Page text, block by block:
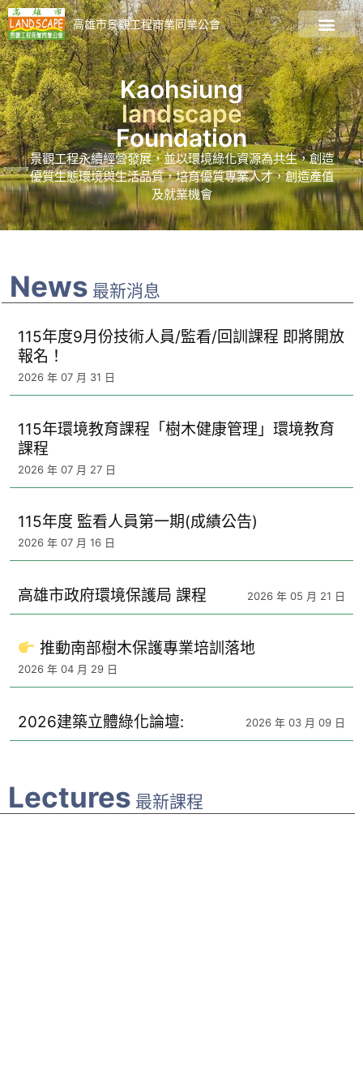
高雄市景觀工程商業同業公會
Kaohsiung
landscape
Foundation
景觀工程永續經營發展，並以環境綠化資源為共生，創造
優質生態環境與生活品質，培育優質專業人才，創造產值
及就業機會
News 最新消息
115年度9月份技術人員/監看/回訓課程 即將開放
報名！
2026 年 07 月 31 日
115年環境教育課程「樹木健康管理」環境教育
課程
2026 年 07 月 27 日
115年度 監看人員第一期(成績公告)
2026 年 07 月 16 日
高雄市政府環境保護局 課程 2026 年 05 月 21 日
推動南部樹木保護專業培訓落地
2026 年 04 月 29 日
2026建築立體綠化論壇: 2026 年 03 月 09 日
Lectures 最新課程